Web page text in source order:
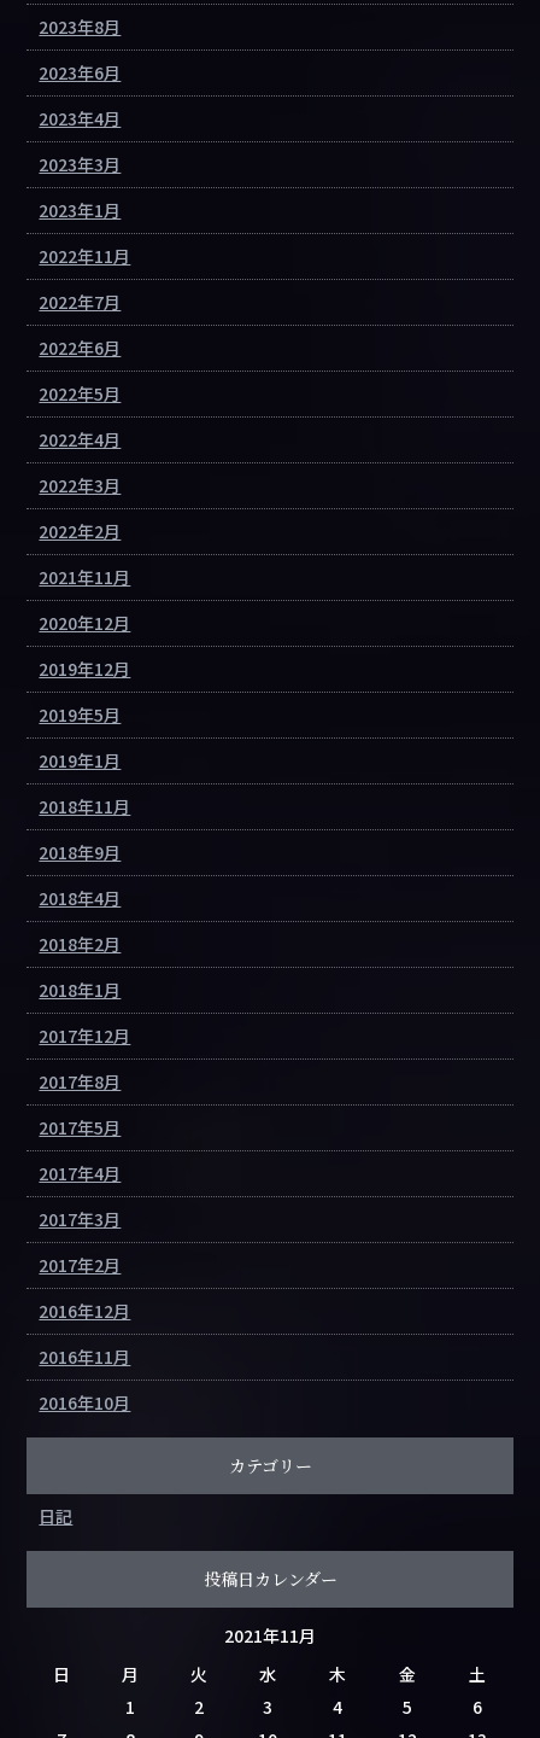
2023年8月
2023年6月
2023年4月
2023年3月
2023年1月
2022年11月
2022年7月
2022年6月
2022年5月
2022年4月
2022年3月
2022年2月
2021年11月
2020年12月
2019年12月
2019年5月
2019年1月
2018年11月
2018年9月
2018年4月
2018年2月
2018年1月
2017年12月
2017年8月
2017年5月
2017年4月
2017年3月
2017年2月
2016年12月
2016年11月
2016年10月
カテゴリー
日記
投稿日カレンダー
2021年11月
日
月 火 水 木 金
土
1
2 3 4 5
6